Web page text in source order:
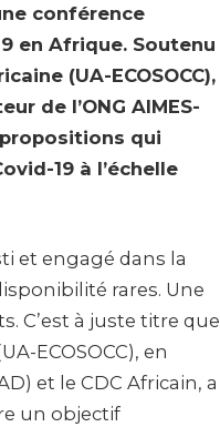
conférence
en Afrique. Soutenu
(UA-ECOSOCC),
de l’ONG AIMES-
propositions qui
19 à l’échelle
et engagé dans la
rares. Une
C’est à juste titre que
ECOSOCC), en
et le CDC Africain, a
un objectif